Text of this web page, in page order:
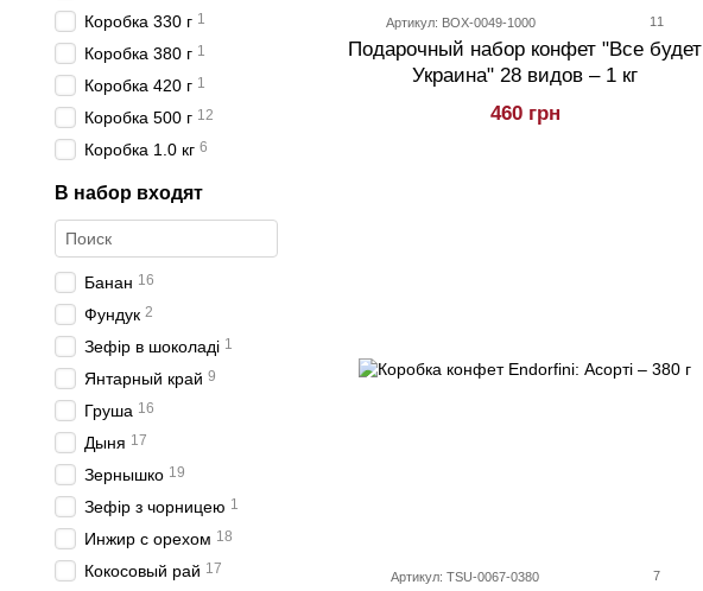
Артикул: BOX-0049-1000 11
Подарочный набор конфет "Все будет
Украина" 28 видов – 1 кг
460 грн
Артикул: TSU-0067-0380 7
Коробка 330 г 1
Коробка 380 г 1
Коробка 420 г 1
Коробка 500 г 12
Коробка 1.0 кг 6
В набор входят
Банан 16
Фундук 2
Зефір в шоколаді 1
Янтарный край 9
Груша 16
Дыня 17
Зернышко 19
Зефір з чорницею 1
Инжир с орехом 18
Кокосовый рай 17